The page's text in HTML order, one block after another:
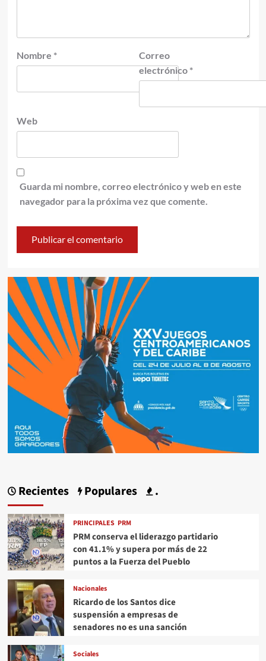
Nombre *
Correo
electrónico *
Web
Guarda mi nombre, correo electrónico y web en este
navegador para la próxima vez que comente.
Recientes Populares .
PRINCIPALES PRM
PRM conserva el liderazgo partidario
con 41.1% y supera por más de 22
puntos a la Fuerza del Pueblo
Nacionales
Ricardo de los Santos dice
suspensión a empresas de
senadores no es una sanción
Sociales